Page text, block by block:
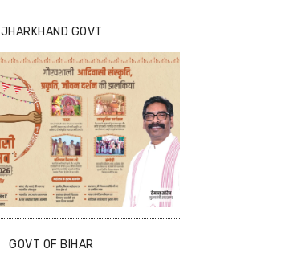
JHARKHAND GOVT
GOVT OF BIHAR